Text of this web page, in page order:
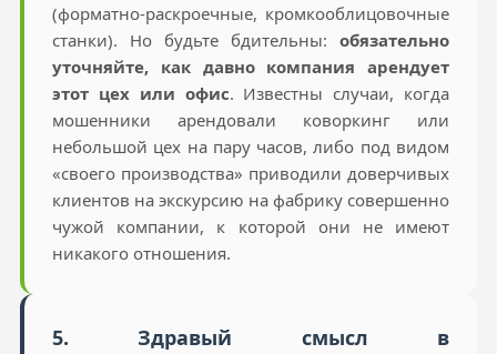
(форматно-раскроечные, кромкооблицовочные
станки). Но будьте бдительны: обязательно
уточняйте, как давно компания арендует
этот цех или офис. Известны случаи, когда
мошенники арендовали коворкинг или
небольшой цех на пару часов, либо под видом
«своего производства» приводили доверчивых
клиентов на экскурсию на фабрику совершенно
чужой компании, к которой они не имеют
никакого отношения.
5. Здравый смысл в